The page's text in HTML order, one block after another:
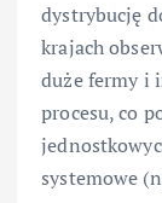
dystrybucję
krajach
duże fermy i
procesu, co
systemowe